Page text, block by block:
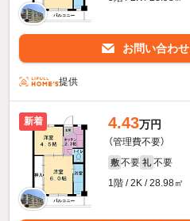
お問い合わせ
提供
新着 4.43万円
（管理費不要）
敷 不要 礼 不要
1階 / 2K / 28.98㎡